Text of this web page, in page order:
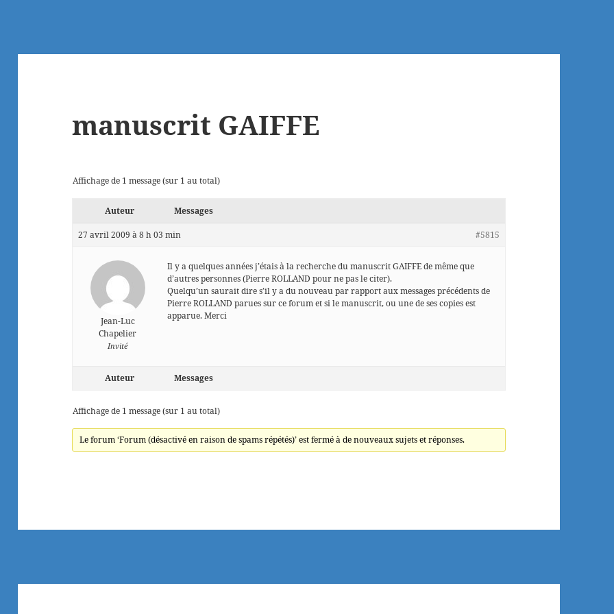
manuscrit GAIFFE
Affichage de 1 message (sur 1 au total)
Auteur Messages
27 avril 2009 à 8 h 03 min #5815
Jean-Luc
Chapelier
Invité
Il y a quelques années j’étais à la recherche du manuscrit GAIFFE de même que
d’autres personnes (Pierre ROLLAND pour ne pas le citer).
Quelqu’un saurait dire s’il y a du nouveau par rapport aux messages précédents de
Pierre ROLLAND parues sur ce forum et si le manuscrit, ou une de ses copies est
apparue. Merci
Auteur Messages
Affichage de 1 message (sur 1 au total)
Le forum ‘Forum (désactivé en raison de spams répétés)’ est fermé à de nouveaux sujets et réponses.